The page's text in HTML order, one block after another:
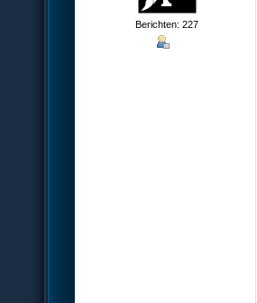
Berichten: 227